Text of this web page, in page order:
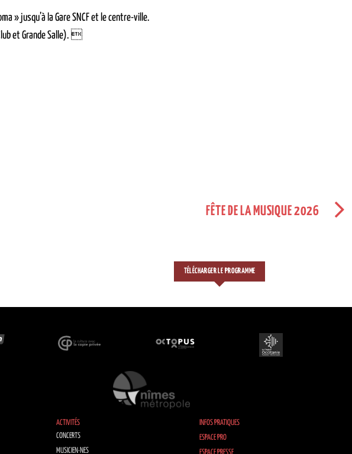
» jusqu’à la Gare SNCF et le centre-ville.
et Grande Salle). 
FÊTE DE LA MUSIQUE 2026
TÉLÉCHARGER LE PROGRAMME
ACTIVITÉS
CONCERTS
MUSICIEN·NES
INFOS PRATIQUES
ESPACE PRO
ESPACE PRESSE